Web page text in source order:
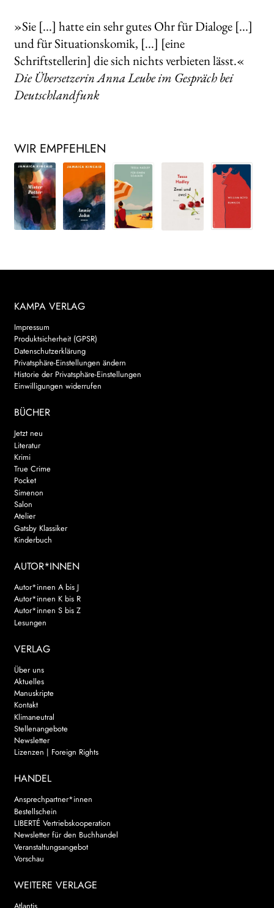
»Sie [...] hatte ein sehr gutes Ohr für Dialoge [...]
und für Situationskomik, [...] [eine
Schriftstellerin] die sich nichts verbieten lässt.«
Die Übersetzerin Anna Leube im Gespräch bei
Deutschlandfunk
WIR EMPFEHLEN
KAMPA VERLAG
Impressum
Produktsicherheit (GPSR)
Datenschutzerklärung
Privatsphäre-Einstellungen ändern
Historie der Privatsphäre-Einstellungen
Einwilligungen widerrufen
BÜCHER
Jetzt neu
Literatur
Krimi
True Crime
Pocket
Simenon
Salon
Atelier
Gatsby Klassiker
Kinderbuch
AUTOR*INNEN
Autor*innen A bis J
Autor*innen K bis R
Autor*innen S bis Z
Lesungen
VERLAG
Über uns
Aktuelles
Manuskripte
Kontakt
Klimaneutral
Stellenangebote
Newsletter
Lizenzen | Foreign Rights
HANDEL
Ansprechpartner*innen
Bestellschein
LIBERTÉ Vertriebskooperation
Newsletter für den Buchhandel
Veranstaltungsangebot
Vorschau
WEITERE VERLAGE